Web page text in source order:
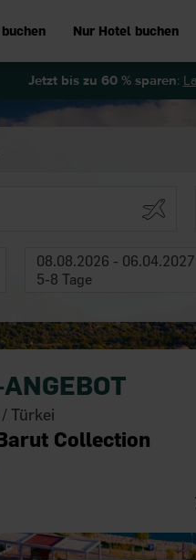
Nur Hotel buchen
Jetzt bis zu 60 % sparen:
08.08.2026 - 06.04.2027
5-8 Tage
Türkei
Collection